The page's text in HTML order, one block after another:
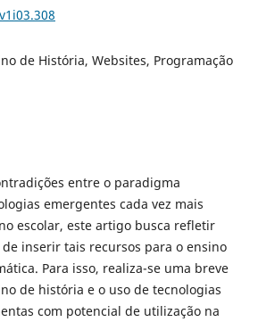
de História, Websites, Programação
entre o paradigma
emergentes cada vez mais
escolar, este artigo busca refletir
inserir tais recursos para o ensino
Para isso, realiza-se uma breve
de história e o uso de tecnologias
com potencial de utilização na